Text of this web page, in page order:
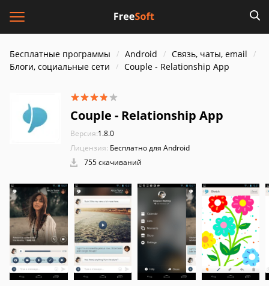
Бесплатные программы Android
Связь, чаты, email
Блоги, социальные сети
Couple - Relationship App
Couple - Relationship App
Версия:1.8.0
Лицензия: Бесплатно для Android
755 скачиваний